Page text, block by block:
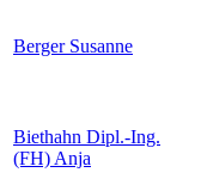
Berger Susanne
Biethahn Dipl.-Ing.
(FH) Anja